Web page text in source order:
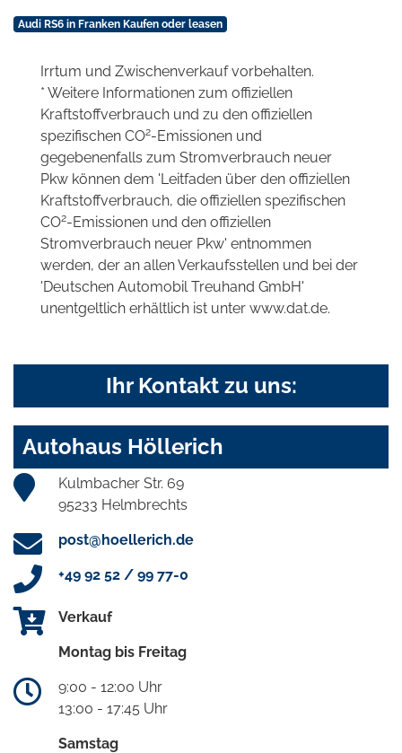
Audi RS6 in Franken Kaufen oder leasen
Irrtum und Zwischenverkauf vorbehalten.
* Weitere Informationen zum offiziellen
Kraftstoffverbrauch und zu den offiziellen
spezifischen CO2-Emissionen und
gegebenenfalls zum Stromverbrauch neuer
Pkw können dem 'Leitfaden über den offiziellen
Kraftstoffverbrauch, die offiziellen spezifischen
CO2-Emissionen und den offiziellen
Stromverbrauch neuer Pkw' entnommen
werden, der an allen Verkaufsstellen und bei der
'Deutschen Automobil Treuhand GmbH'
unentgeltlich erhältlich ist unter www.dat.de.
Ihr Kontakt zu uns:
Autohaus Höllerich
Kulmbacher Str. 69
95233 Helmbrechts
post@hoellerich.de
+49 92 52 / 99 77-0
Verkauf
Montag bis Freitag
9:00 - 12:00 Uhr
13:00 - 17:45 Uhr
Samstag